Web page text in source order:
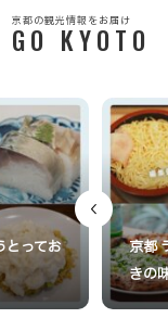
とってお
京都
きの
京都の観光情報をお届け
GO KYOTO